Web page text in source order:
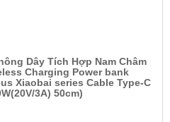
Dây Tích Hợp Nam Châm
Charging Power bank
Xiaobai series Cable Type-C
3A) 50cm)